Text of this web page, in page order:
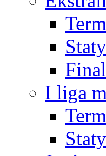
I liga